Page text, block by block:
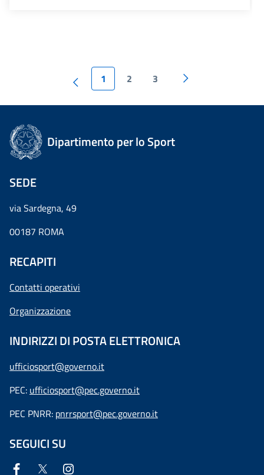
1 2 3
Dipartimento per lo Sport
SEDE
via Sardegna, 49
00187 ROMA
RECAPITI
Contatti operativi
Organizzazione
INDIRIZZI DI POSTA ELETTRONICA
ufficiosport@governo.it
PEC: ufficiosport@pec.governo.it
PEC PNRR: pnrrsport@pec.governo.it
SEGUICI SU